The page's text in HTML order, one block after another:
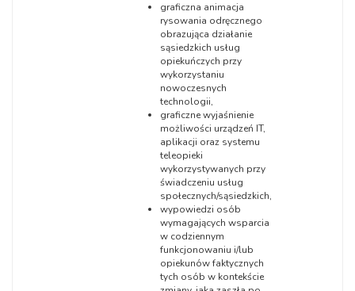
graficzna animacja
rysowania odręcznego
obrazująca działanie
sąsiedzkich usług
opiekuńczych przy
wykorzystaniu
nowoczesnych
technologii,
graficzne wyjaśnienie
możliwości urządzeń IT,
aplikacji oraz systemu
teleopieki
wykorzystywanych przy
świadczeniu usług
społecznych/sąsiedzkich,
wypowiedzi osób
wymagających wsparcia
w codziennym
funkcjonowaniu i/lub
opiekunów faktycznych
tych osób w kontekście